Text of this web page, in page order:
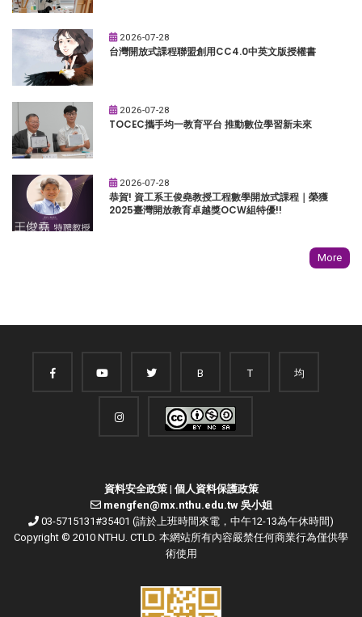
2026-07-28
台灣開放式課程聯盟創用CC4.0中英文版授權書
2026-07-28
TOCEC攜手均一教育平台 推動數位學習新未來
2026-07-28
恭賀! 資工系王俊堯教授工程數學開放式課程｜榮獲
2025臺灣開放教育卓越獎OCW組特優!!
More
B T 均
資料安全政策| 個人資料保護政策
mengfen@mx.nthu.edu.tw 吳小姐
03-5715131#35401 (請於上班時間來電，中午12-13為午休時間)
Copyright © 2010 NTHU. CTLD. 本網站所有內容嚴禁任何商業行為僅供學
術使用